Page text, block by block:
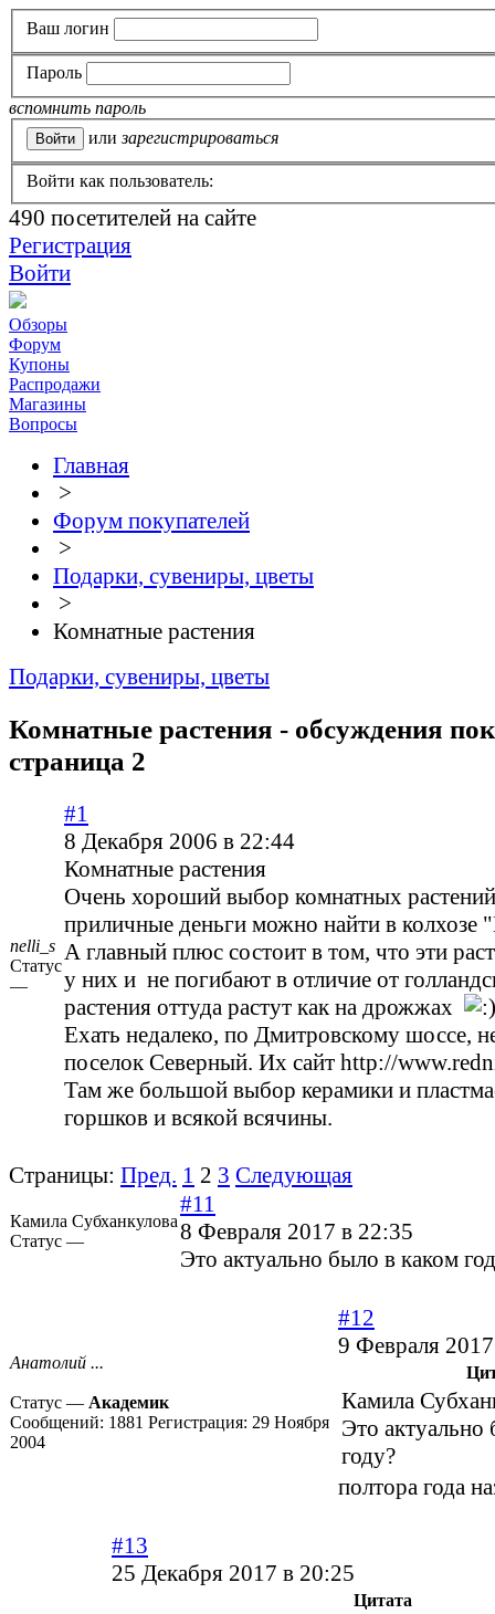
Ваш логин
Пароль
вспомнить пароль
или зарегистрироваться
Войти как пользователь:
490 посетителей на сайте
Регистрация
Войти
Обзоры
Форум
Купоны
Распродажи
Магазины
Вопросы
Главная
>
Форум покупателей
>
Подарки, сувениры, цветы
>
Комнатные растения
Подарки, сувениры, цветы
Комнатные растения - обсуждения
страница 2
nelli_s
Статус
—
#1
8 Декабря 2006 в 22:44
Комнатные растения
Очень хороший выбор комнатных растений
приличные деньги можно найти в колхозе
А главный плюс состоит в том, что эти
у них и не погибают в отличие от
растения оттуда растут как на дрожжах
Ехать недалеко, по Дмитровскому шоссе,
поселок Северный. Их сайт http://
Там же большой выбор керамики и
горшков и всякой всячины.
Страницы: Пред. 1 2 3 Следующая
Камила Субханкулова
Статус —
#11
8 Февраля 2017 в 22:35
Это актуально было в каком
Анатолий ...
Статус — Академик
Сообщений: 1881 Регистрация: 29 Ноября
2004
#12
9 Февраля
Камила
Это актуально
году?
полтора года
#13
25 Декабря 2017 в 20:25
Цитата